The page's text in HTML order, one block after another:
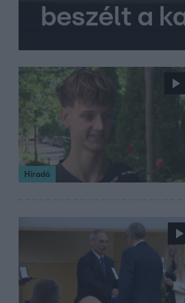
beszélt a
Híradó